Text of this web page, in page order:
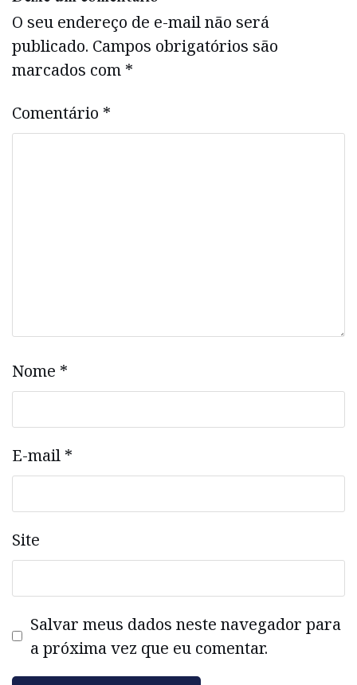
O seu endereço de e-mail não será
publicado. Campos obrigatórios são
marcados com *
Comentário *
Nome *
E-mail *
Site
Salvar meus dados neste navegador para
a próxima vez que eu comentar.